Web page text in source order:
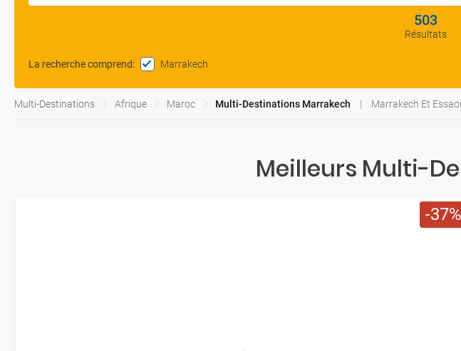
503
Résultats
La recherche comprend: Marrakech
Multi-Destinations Afrique Maroc Multi-Destinations Marrakech Marrakech Et
Meilleurs Multi-
37